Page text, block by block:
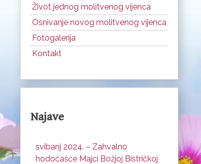
Život jednog molitvenog vijenca
Osnivanje novog molitvenog vijenca
Fotogalerija
Kontakt
Najave
svibanj 2024. – Zahvalno
hodočašće Majci Božjoj Bistričkoj